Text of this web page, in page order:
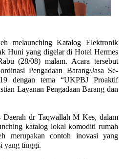
melaunching Katalog Elektronik
Huni yang digelar di Hotel Hermes
(28/08) malam. Acara tersebut
Pengadaan Barang/Jasa Se-
19 dengan tema “UKPBJ Proaktif
Layanan Pengadaan Barang dan
Daerah dr Taqwallah M Kes, dalam
katalog lokal komoditi rumah
merupakan contoh inovasi yang
yang tinggi.